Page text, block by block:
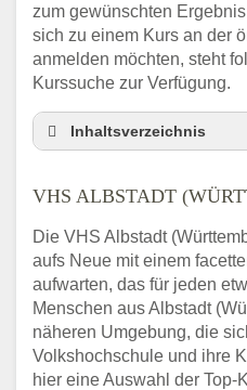
zum gewünschten
sich zu einem Kurs an der
anmelden möchten, steht
Kurssuche zur Verfügung.
Inhaltsverzeichnis
Kurssuche
VHS Albstadt
Öffnungszeiten und
Stellenangebote
Albstadt
Online-Kurse –
VHS-Kurs
VHS ALBSTADT
Die VHS Albstadt
aufs Neue mit einem
aufwarten, das für jeden
Menschen aus Albstadt
näheren Umgebung, die
Volkshochschule und ihre
hier eine Auswahl der